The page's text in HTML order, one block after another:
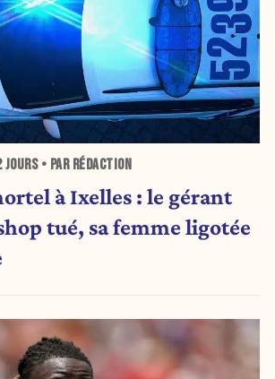
JOURS• PAR RÉDACTION
à Ixelles : le gérant
tué, sa femme ligotée